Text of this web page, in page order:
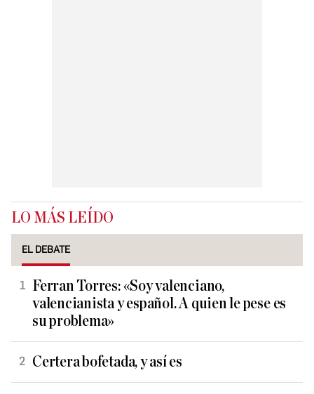
LO MÁS LEÍDO
EL DEBATE
Ferran Torres: «Soy valenciano,
valencianista y español. A quien le pese es
su problema»
Certera bofetada, y así es